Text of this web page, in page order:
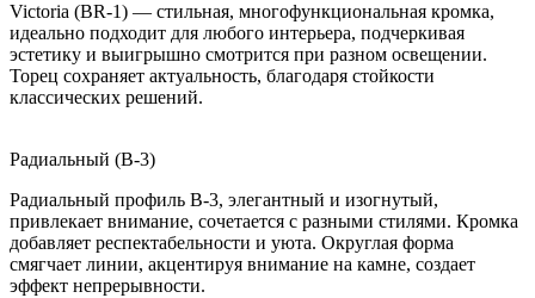
Victoria (BR-1) — стильная, многофункциональная кромка,
идеально подходит для любого интерьера, подчеркивая
эстетику и выигрышно смотрится при разном освещении.
Торец сохраняет актуальность, благодаря стойкости
классических решений.
Радиальный (B-3)
Радиальный профиль B-3, элегантный и изогнутый,
привлекает внимание, сочетается с разными стилями. Кромка
добавляет респектабельности и уюта. Округлая форма
смягчает линии, акцентируя внимание на камне, создает
эффект непрерывности.